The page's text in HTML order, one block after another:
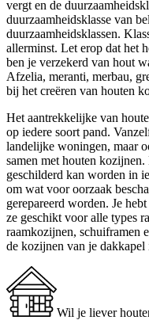
vergt en de
duurzaamheidsklasse van
duurzaamheidsklassen.
allerminst. Let erop dat het
ben je verzekerd van hout
Afzelia, meranti, merbau,
bij het creëren van houten
Het aantrekkelijke van
op iedere soort pand.
landelijke woningen, maar
samen met houten
geschilderd kan worden in
om wat voor oorzaak
gerepareerd worden. Je
ze geschikt voor alle types
raamkozijnen, schuiframen
de kozijnen van je dakkapel
Wil je liever